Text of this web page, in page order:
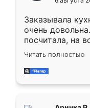
мебели буду
Заказывала
очень
посчитала, на
Замерщик
делу со всей
за день, ребята
Читать полностью